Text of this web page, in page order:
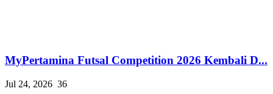
MyPertamina Futsal Competition 2026 Kembali D...
Jul 24, 2026 36